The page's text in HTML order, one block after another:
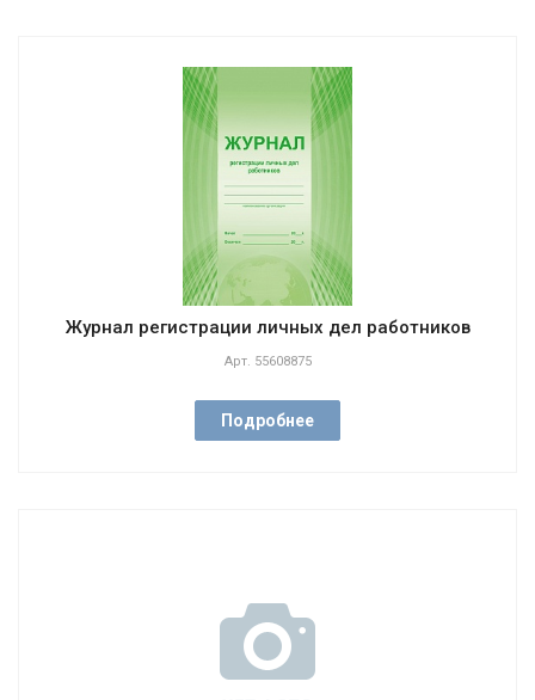
Журнал регистрации личных дел работников
Арт. 55608875
Подробнее